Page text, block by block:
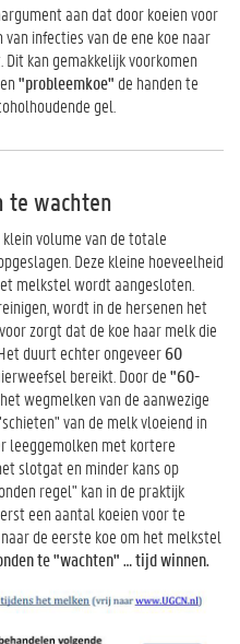
aan dat door koeien voor
infecties van de ene koe naar
kan gemakkelijk voorkomen
"probleemkoe" de handen te
gel.
te wachten
volume van de totale
Deze kleine hoeveelheid
melkstel wordt aangesloten.
wordt in de hersenen het
zorgt dat de koe haar melk die
duurt echter ongeveer60
bereikt. Door de"60-
wegmelken van de aanwezige
van de melk vloeiend in
leeggemolken met kortere
slotgat en minder kans op
regel" kan in de praktijk
een aantal koeien voor te
de eerste koe om het melkstel
te "wachten" … tijd winnen.